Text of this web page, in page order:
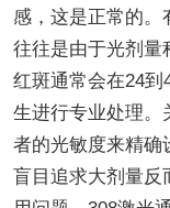
感，这是正常的。
往往是由于光剂量
红斑通常会在24
生进行专业处理。
者的光敏度来精确
盲目追求大剂量反